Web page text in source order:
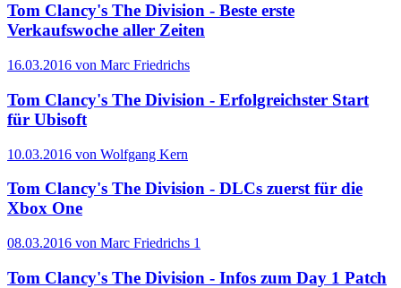
Tom Clancy's The Division - Beste erste
Verkaufswoche aller Zeiten
16.03.2016 von Marc Friedrichs
Tom Clancy's The Division - Erfolgreichster Start
für Ubisoft
10.03.2016 von Wolfgang Kern
Tom Clancy's The Division - DLCs zuerst für die
Xbox One
08.03.2016 von Marc Friedrichs 1
Tom Clancy's The Division - Infos zum Day 1 Patch